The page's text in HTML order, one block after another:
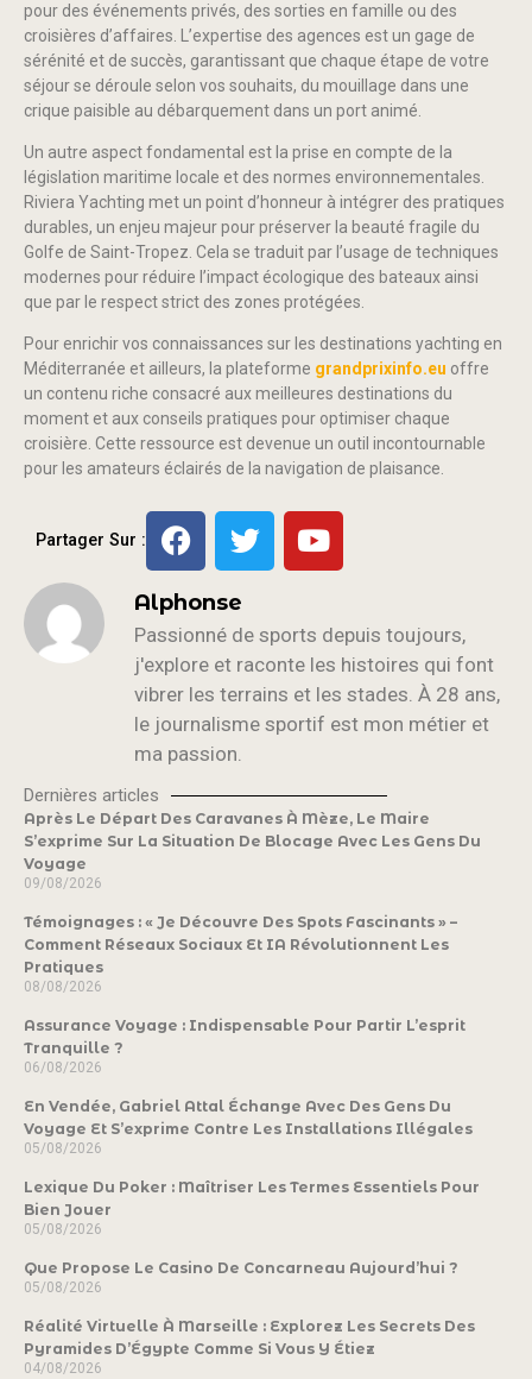
pour des événements privés, des sorties en famille ou des
croisières d’affaires. L’expertise des agences est un gage de
sérénité et de succès, garantissant que chaque étape de votre
séjour se déroule selon vos souhaits, du mouillage dans une
crique paisible au débarquement dans un port animé.
Un autre aspect fondamental est la prise en compte de la
législation maritime locale et des normes environnementales.
Riviera Yachting met un point d’honneur à intégrer des pratiques
durables, un enjeu majeur pour préserver la beauté fragile du
Golfe de Saint-Tropez. Cela se traduit par l’usage de techniques
modernes pour réduire l’impact écologique des bateaux ainsi
que par le respect strict des zones protégées.
Pour enrichir vos connaissances sur les destinations yachting en
Méditerranée et ailleurs, la plateforme grandprixinfo.eu offre
un contenu riche consacré aux meilleures destinations du
moment et aux conseils pratiques pour optimiser chaque
croisière. Cette ressource est devenue un outil incontournable
pour les amateurs éclairés de la navigation de plaisance.
Partager Sur :
Alphonse
Passionné de sports depuis toujours,
j'explore et raconte les histoires qui font
vibrer les terrains et les stades. À 28 ans,
le journalisme sportif est mon métier et
ma passion.
Dernières articles
Après Le Départ Des Caravanes À Mèze, Le Maire
S’exprime Sur La Situation De Blocage Avec Les Gens Du
Voyage
09/08/2026
Témoignages : « Je Découvre Des Spots Fascinants » –
Comment Réseaux Sociaux Et IA Révolutionnent Les
Pratiques
08/08/2026
Assurance Voyage : Indispensable Pour Partir L’esprit
Tranquille ?
06/08/2026
En Vendée, Gabriel Attal Échange Avec Des Gens Du
Voyage Et S’exprime Contre Les Installations Illégales
05/08/2026
Lexique Du Poker : Maîtriser Les Termes Essentiels Pour
Bien Jouer
05/08/2026
Que Propose Le Casino De Concarneau Aujourd’hui ?
05/08/2026
Réalité Virtuelle À Marseille : Explorez Les Secrets Des
Pyramides D’Égypte Comme Si Vous Y Étiez
04/08/2026